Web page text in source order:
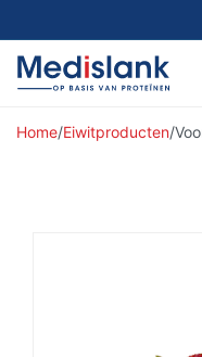
Home/Eiwitproducten/